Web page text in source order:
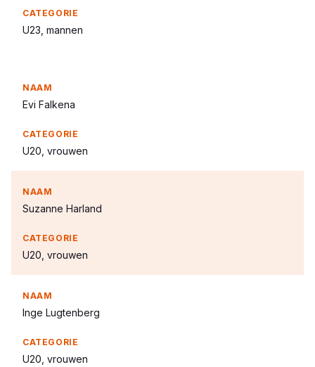
U23, mannen
Evi Falkena
U20, vrouwen
Suzanne Harland
U20, vrouwen
Inge Lugtenberg
U20, vrouwen